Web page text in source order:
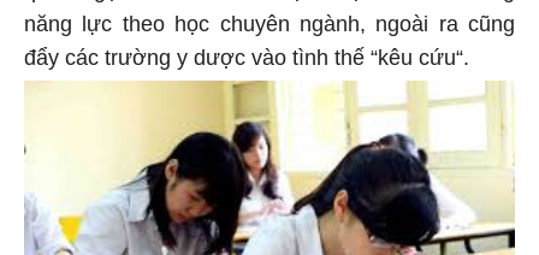
năng lực theo học chuyên ngành, ngoài ra cũng
đẩy các trường y dược vào tình thế “kêu cứu“.